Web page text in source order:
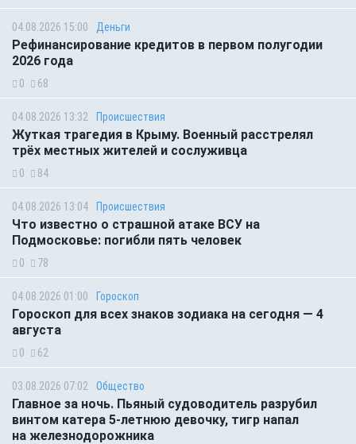
04.08.2026 15:00 Деньги
Рефинансирование кредитов в первом полугодии
2026 года
0 68
04.08.2026 13:32 Происшествия
Жуткая трагедия в Крыму. Военный расстрелял
трёх местных жителей и сослуживца
0 84
04.08.2026 13:04 Происшествия
Что известно о страшной атаке ВСУ на
Подмосковье: погибли пять человек
0 78
04.08.2026 01:00 Гороскоп
Гороскоп для всех знаков зодиака на сегодня — 4
августа
0 62
03.08.2026 07:02 Общество
Главное за ночь. Пьяный судоводитель разрубил
винтом катера 5-летнюю девочку, тигр напал
на железнодорожника